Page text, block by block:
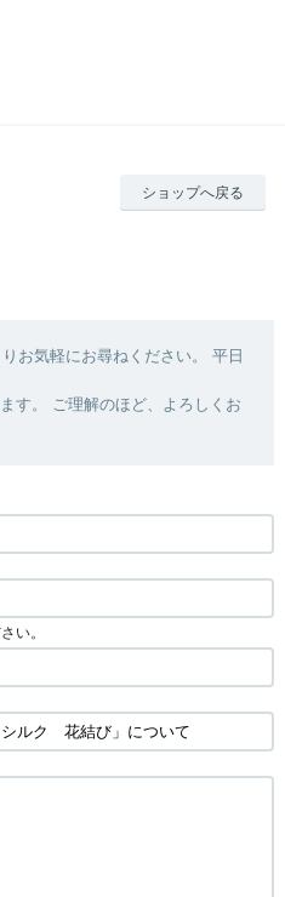
ショップへ戻る
お気軽にお尋ねください。 平日
す。 ご理解のほど、よろしくお
い。